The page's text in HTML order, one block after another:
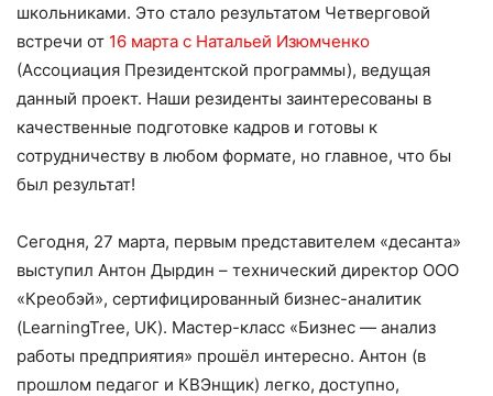
школьниками. Это стало результатом Четверговой
встречи от 16 марта с Натальей Изюмченко
(Ассоциация Президентской программы), ведущая
данный проект. Наши резиденты заинтересованы в
качественные подготовке кадров и готовы к
сотрудничеству в любом формате, но главное, что бы
был результат!
Сегодня, 27 марта, первым представителем «десанта»
выступил Антон Дырдин – технический директор ООО
«Креобэй», сертифицированный бизнес-аналитик
(LearningTree, UK). Мастер-класс «Бизнес — анализ
работы предприятия» прошёл интересно. Антон (в
прошлом педагог и КВЭнщик) легко, доступно,